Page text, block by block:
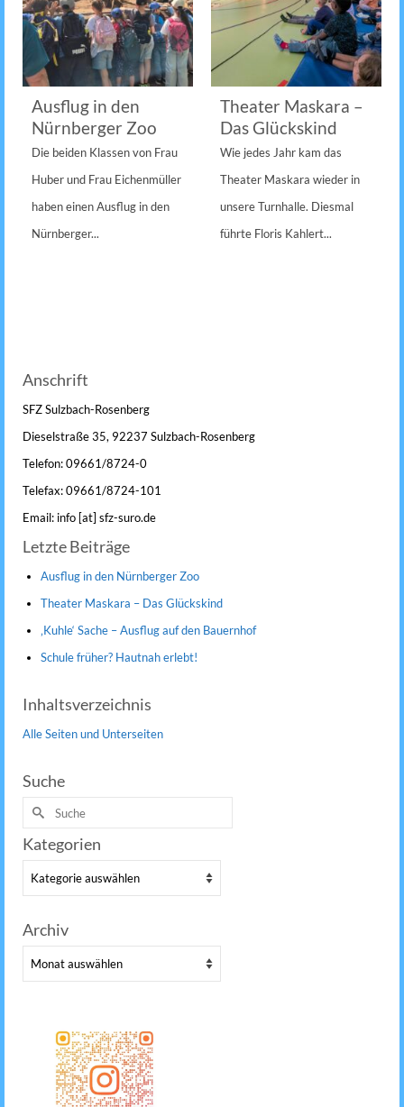
Ausflug in den
Nürnberger Zoo
Die beiden Klassen von Frau
Huber und Frau Eichenmüller
haben einen Ausflug in den
Nürnberger...
Theater Maskara –
Das Glückskind
Wie jedes Jahr kam das
Theater Maskara wieder in
unsere Turnhalle. Diesmal
führte Floris Kahlert...
Anschrift
SFZ Sulzbach-Rosenberg
Dieselstraße 35, 92237 Sulzbach-Rosenberg
Telefon: 09661/8724-0
Telefax: 09661/8724-101
Email: info [at] sfz-suro.de
Letzte Beiträge
Ausflug in den Nürnberger Zoo
Theater Maskara – Das Glückskind
‚Kuhle‘ Sache – Ausflug auf den Bauernhof
Schule früher? Hautnah erlebt!
Inhaltsverzeichnis
Alle Seiten und Unterseiten
Suche
Suche
nach:
Kategorien
Kategorien
Archiv
Archiv